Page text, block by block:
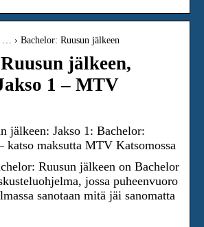
› Bachelor: Ruusun jälkeen
jälkeen,
1 – MTV
jälkeen: Jakso 1: Bachelor:
katso maksutta MTV Katsomossa
Ruusun jälkeen on Bachelor
jossa puheenvuoro
sanotaan mitä jäi sanomatta